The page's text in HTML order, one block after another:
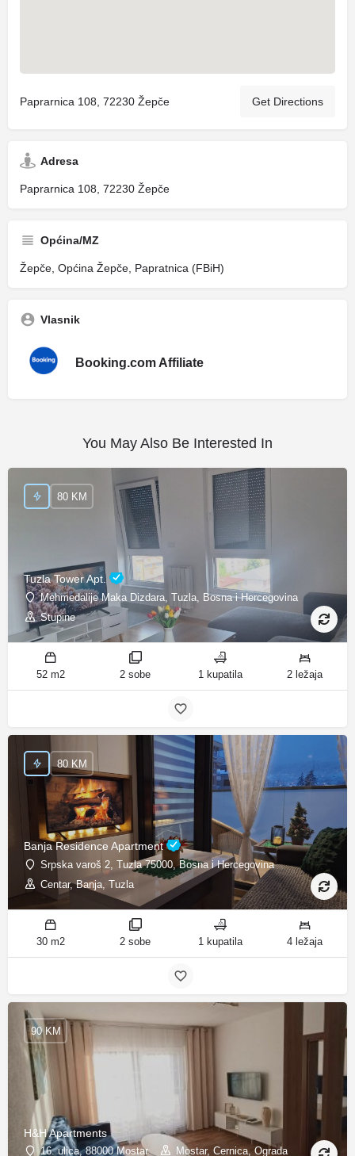
Paprarnica 108, 72230 Žepče Get Directions
Adresa
Paprarnica 108, 72230 Žepče
Općina/MZ
Žepče, Općina Žepče, Papratnica (FBiH)
Vlasnik
Booking.com Affiliate
You May Also Be Interested In
Tuzla Tower Apt.
Mehmedalije Maka Dizdara, Tuzla, Bosna i Hercegovina
Stupine
80 KM
52 m2 2 sobe 1 kupatila 2 ležaja
Banja Residence Apartment
Srpska varoš 2, Tuzla 75000, Bosna i Hercegovina
Centar, Banja, Tuzla
80 KM
30 m2 2 sobe 1 kupatila 4 ležaja
H&H Apartments
16. ulica, 88000 Mostar Mostar, Cernica, Ograda
90 KM